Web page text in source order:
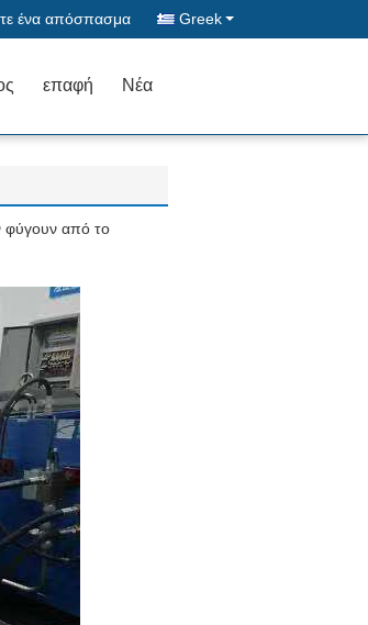
ένα απόσπασμα Greek
επαφή Νέα
φύγουν από το